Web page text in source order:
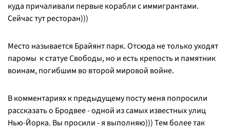
куда причаливали первые корабли с иммигрантами.
Сейчас тут ресторан)))
Место называется Брайянт парк. Отсюда не только уходят
паромы к статуе Свободы, но и есть крепость и памятник
воинам, погибшим во второй мировой войне.
В комментариях к предыдущему посту меня попросили
рассказать о Бродвее - одной из самых известных улиц
Нью-Йорка. Вы просили - я выполняю))) Тем более так